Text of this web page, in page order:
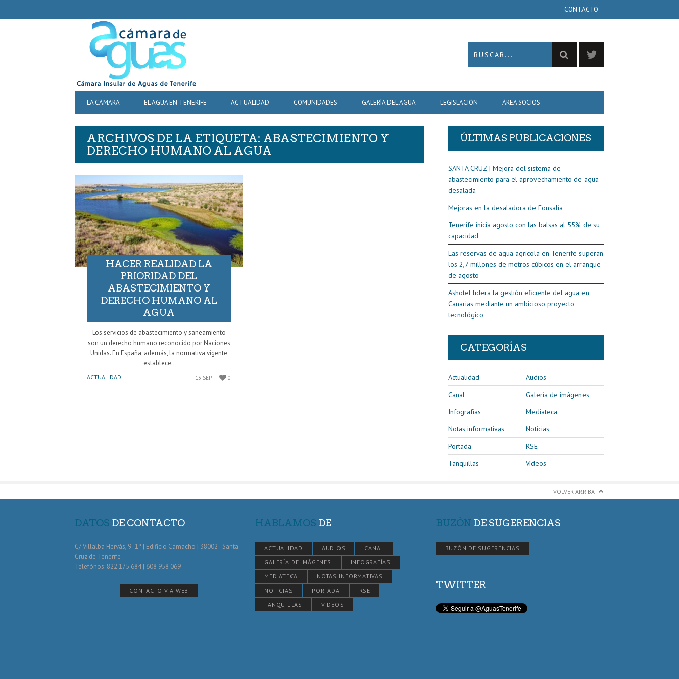
NAVIGATION
CONTACTO
PRIMARY
NAVIGATION
LA CÁMARA EL AGUA EN TENERIFE ACTUALIDAD COMUNIDADES GALERÍA DEL AGUA LEGISLACIÓN ÁREA SOCIOS
ARCHIVOS DE LA ETIQUETA: ABASTECIMIENTO Y
DERECHO HUMANO AL AGUA
HACER REALIDAD LA
PRIORIDAD DEL
ABASTECIMIENTO Y
DERECHO HUMANO AL
AGUA
Los servicios de abastecimiento y saneamiento
son un derecho humano reconocido por Naciones
Unidas. En España, además, la normativa vigente
establece..
ACTUALIDAD 13 SEP 0
ÚLTIMAS PUBLICACIONES
SANTA CRUZ | Mejora del sistema de
abastecimiento para el aprovechamiento de agua
desalada
Mejoras en la desaladora de Fonsalía
Tenerife inicia agosto con las balsas al 55% de su
capacidad
Las reservas de agua agrícola en Tenerife superan
los 2,7 millones de metros cúbicos en el arranque
de agosto
Ashotel lidera la gestión eficiente del agua en
Canarias mediante un ambicioso proyecto
tecnológico
CATEGORÍAS
Actualidad
Audios
Canal
Galería de imágenes
Infografías
Mediateca
Notas informativas
Noticias
Portada
RSE
Tanquillas
Vídeos
VOLVER ARRIBA
DATOS DE CONTACTO
C/ Villalba Hervás, 9 -1º | Edificio Camacho | 38002 · Santa
Cruz de Tenerife
Telefónos: 822 175 684 | 608 958 069
CONTACTO VÍA WEB
HABLAMOS DE
ACTUALIDAD AUDIOS
CANAL
GALERÍA DE IMÁGENES
INFOGRAFÍAS
MEDIATECA
NOTAS INFORMATIVAS
NOTICIAS
PORTADA
RSE
TANQUILLAS
VÍDEOS
BUZÓN DE SUGERENCIAS
BUZÓN DE SUGERENCIAS
TWITTER